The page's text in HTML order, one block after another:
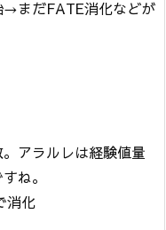
→まだFATE消化などが
アラルレは経験値量
ね。
消化